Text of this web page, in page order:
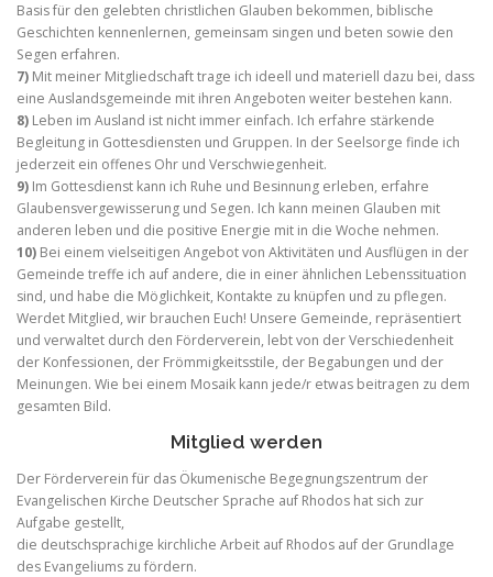
Basis für den gelebten christlichen Glauben bekommen, biblische
Geschichten kennenlernen, gemeinsam singen und beten sowie den
Segen erfahren.
7) Mit meiner Mitgliedschaft trage ich ideell und materiell dazu bei, dass
eine Auslandsgemeinde mit ihren Angeboten weiter bestehen kann.
8) Leben im Ausland ist nicht immer einfach. Ich erfahre stärkende
Begleitung in Gottesdiensten und Gruppen. In der Seelsorge finde ich
jederzeit ein offenes Ohr und Verschwiegenheit.
9) Im Gottesdienst kann ich Ruhe und Besinnung erleben, erfahre
Glaubensvergewisserung und Segen. Ich kann meinen Glauben mit
anderen leben und die positive Energie mit in die Woche nehmen.
10) Bei einem vielseitigen Angebot von Aktivitäten und Ausflügen in der
Gemeinde treffe ich auf andere, die in einer ähnlichen Lebenssituation
sind, und habe die Möglichkeit, Kontakte zu knüpfen und zu pflegen.
Werdet Mitglied, wir brauchen Euch! Unsere Gemeinde, repräsentiert
und verwaltet durch den Förderverein, lebt von der Verschiedenheit
der Konfessionen, der Frömmigkeitsstile, der Begabungen und der
Meinungen. Wie bei einem Mosaik kann jede/r etwas beitragen zu dem
gesamten Bild.
Mitglied werden
Der Förderverein für das Ökumenische Begegnungszentrum der
Evangelischen Kirche Deutscher Sprache auf Rhodos hat sich zur
Aufgabe gestellt,
die deutschsprachige kirchliche Arbeit auf Rhodos auf der Grundlage
des Evangeliums zu fördern.